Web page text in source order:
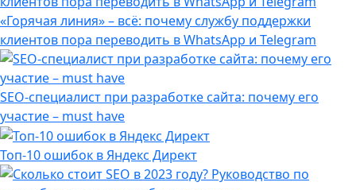
«Горячая линия» – всё: почему службу поддержки
клиентов пора переводить в WhatsApp и Telegram
SEO-специалист при разработке сайта: почему его
участие – must have
Топ-10 ошибок в Яндекс Директ